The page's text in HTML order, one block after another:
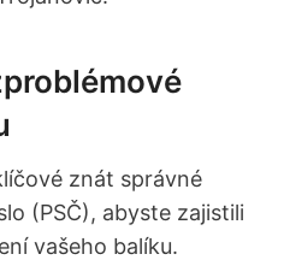
znát správné
(PSČ), abyste zajistili
vašeho balíku.